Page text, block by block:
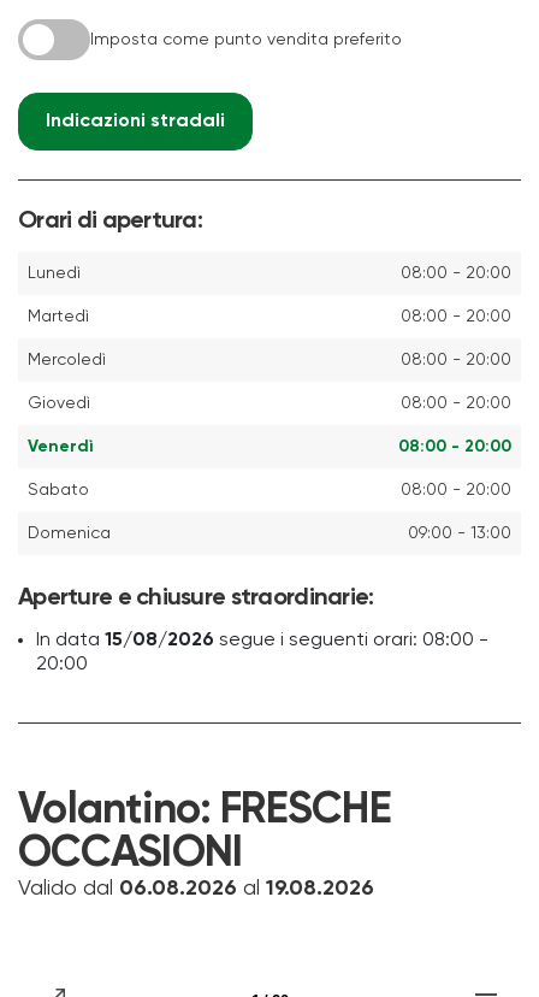
Imposta come punto vendita preferito
Indicazioni stradali
Orari di apertura:
Lunedì 08:00 - 20:00
Martedì 08:00 - 20:00
Mercoledì 08:00 - 20:00
Giovedì 08:00 - 20:00
Venerdì 08:00 - 20:00
Sabato 08:00 - 20:00
Domenica 09:00 - 13:00
Aperture e chiusure straordinarie:
In data 15/08/2026 segue i seguenti orari: 08:00 -
20:00
Volantino: FRESCHE
OCCASIONI
Valido dal 06.08.2026 al 19.08.2026